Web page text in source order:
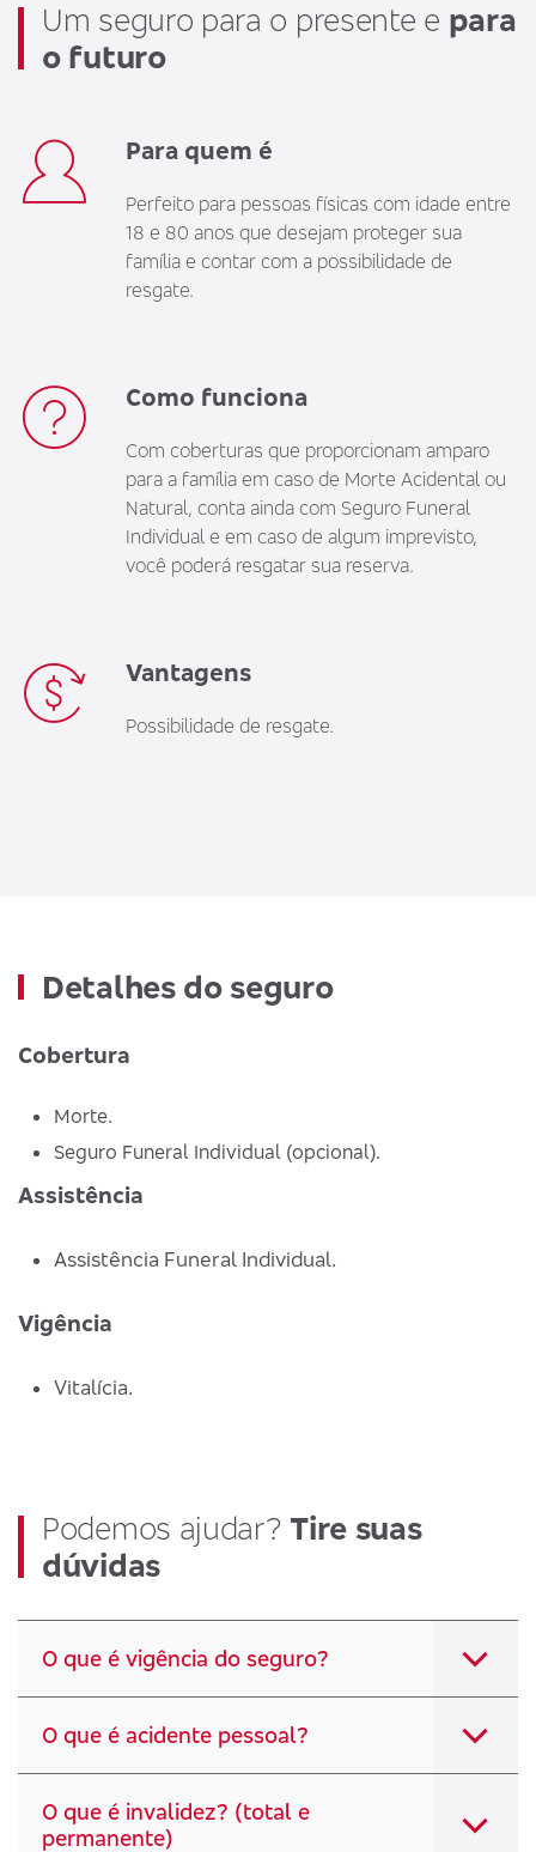
Um seguro para o presente e para
o futuro
Para quem é
Perfeito para pessoas físicas com idade entre
18 e 80 anos que desejam proteger sua
família e contar com a possibilidade de
resgate.
Como funciona
Com coberturas que proporcionam amparo
para a família em caso de Morte Acidental ou
Natural, conta ainda com Seguro Funeral
Individual e em caso de algum imprevisto,
você poderá resgatar sua reserva.
Vantagens
Possibilidade de resgate.
Detalhes do seguro
Cobertura
Morte.
Seguro Funeral Individual (opcional).
Assistência
Assistência Funeral Individual.
Vigência
Vitalícia.
Podemos ajudar? Tire suas
dúvidas
O que é vigência do seguro?
O que é acidente pessoal?
O que é invalidez? (total e
permanente)